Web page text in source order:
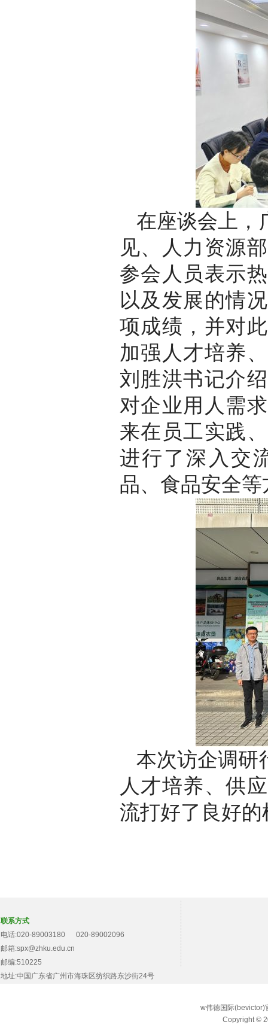
在座谈会上，
见、人力资源
参会人员表示
以及发展的情
项成绩，并对
加强人才培养
刘胜洪书记介
对企业用人需
来在员工实践
进行了深入交
品、食品安全
本次访企调研
人才培养、供
流打好了良好的
联系方式
电话:020-89003180 020-89002096
邮箱:spx@zhku.edu.cn
邮编:510225
地址:中国广东省广州市海珠区纺织路东沙街24号
w伟德国际(bevictor)
Copyright ©